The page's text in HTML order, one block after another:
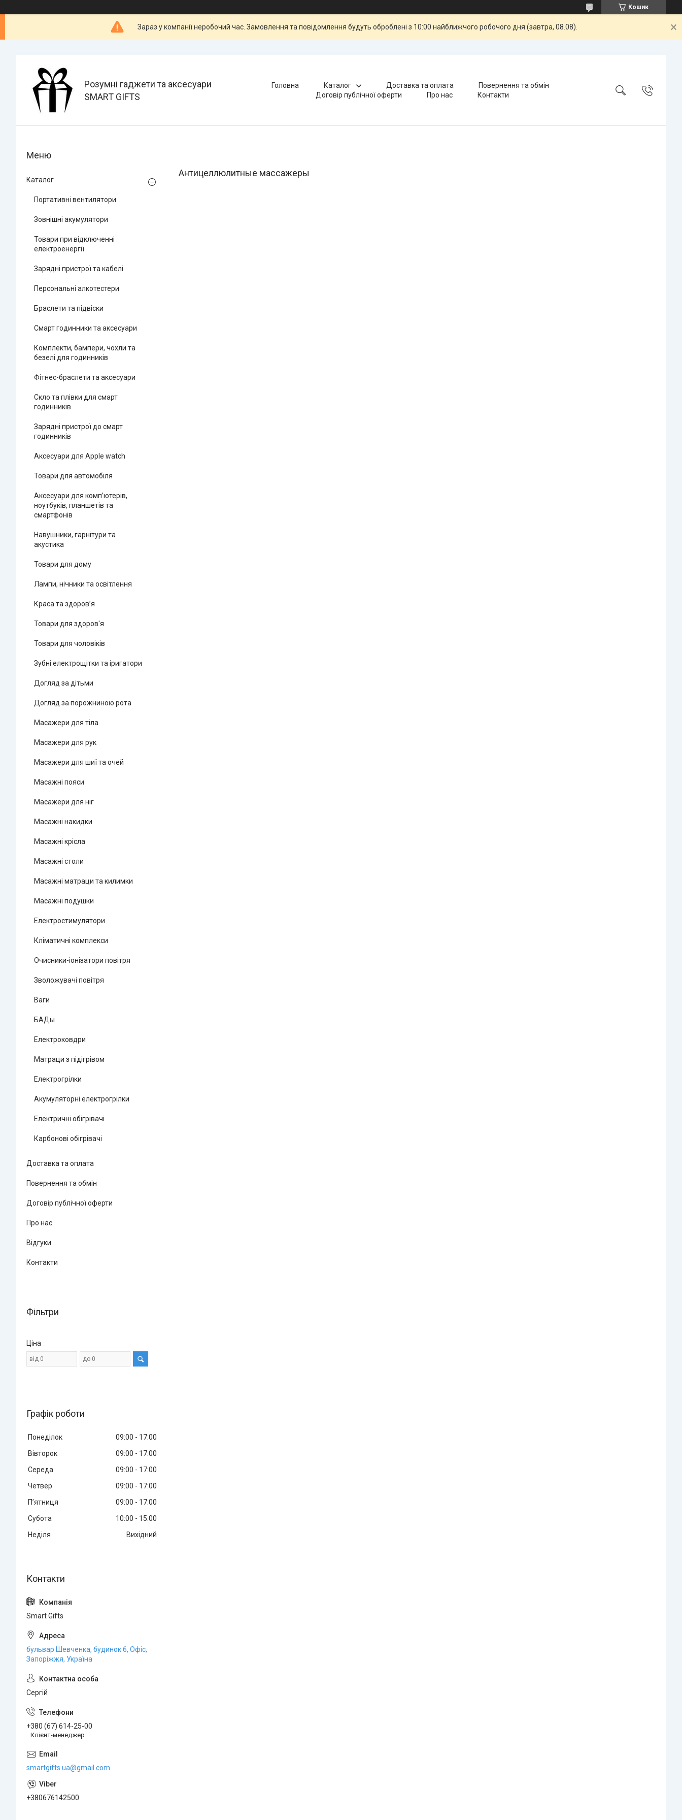
Кошик
Зараз у компанії неробочий час. Замовлення та повідомлення будуть оброблені з 10:00 найближчого робочого дня (завтра, 08.08).
Розумні гаджети та аксесуари
SMART GIFTS
Головна Каталог Доставка та оплата
Повернення та обмін
Договір публічної оферти
Про нас Контакти
Антицеллюлитные массажеры
Каталог
Портативні вентилятори
Зовнішні акумулятори
Товари при відключенні
електроенергії
Зарядні пристрої та кабелі
Персональні алкотестери
Браслети та підвіски
Смарт годинники та аксесуари
Комплекти, бампери, чохли та
безелі для годинників
Фітнес-браслети та аксесуари
Скло та плівки для смарт
годинників
Зарядні пристрої до смарт
годинників
Аксесуари для Apple watch
Товари для автомобіля
Аксесуари для комп’ютерів,
ноутбуків, планшетів та
смартфонів
Навушники, гарнітури та
акустика
Товари для дому
Лампи, нічники та освітлення
Краса та здоров’я
Товари для здоров'я
Товари для чоловіків
Зубні електрощітки та іригатори
Догляд за дітьми
Догляд за порожниною рота
Масажери для тіла
Масажери для рук
Масажери для шиї та очей
Масажні пояси
Масажери для ніг
Масажні накидки
Масажні крісла
Масажні столи
Масажні матраци та килимки
Масажні подушки
Електростимулятори
Кліматичні комплекси
Очисники-іонізатори повітря
Зволожувачі повітря
Ваги
БАДы
Електроковдри
Матраци з підігрівом
Електрогрілки
Акумуляторні електрогрілки
Електричні обігрівачі
Карбонові обігрівачі
Доставка та оплата
Повернення та обмін
Договір публічної оферти
Про нас
Відгуки
Контакти
Фільтри
Ціна
Графік роботи
Понеділок 09:00
17:00
Вівторок
09:00
17:00
Середа
09:00
17:00
Четвер
09:00
17:00
Пʼятниця
09:00
17:00
Субота
10:00
15:00
Неділя
Вихідний
Smart Gifts
бульвар Шевченка, будинок 6, Офіс,
Запоріжжя, Україна
Сергій
+380 (67) 614-25-00
Клієнт-менеджер
smartgifts.ua@gmail.com
+380676142500